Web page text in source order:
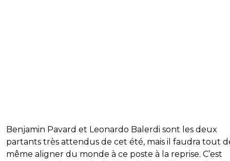
Benjamin Pavard et Leonardo Balerdi sont les deux
partants très attendus de cet été, mais il faudra tout
même aligner du monde à ce poste à la reprise. C’est